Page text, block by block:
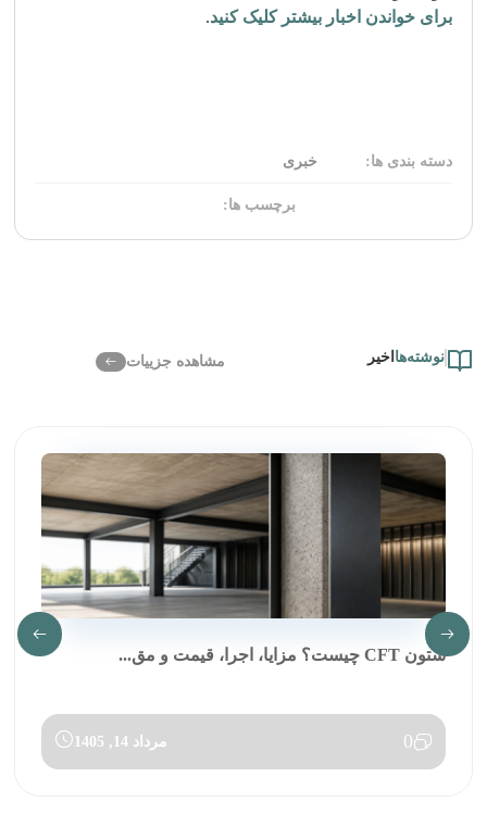
برای خواندن اخبار بیشتر کلیک کنید.
دسته بندی ها: خبری
برچسب ها:
نوشته‌ها اخیر مشاهده جزییات
ستون CFT چیست؟ مزایا، اجرا، قیمت و مق...
0 مرداد 14, 1405